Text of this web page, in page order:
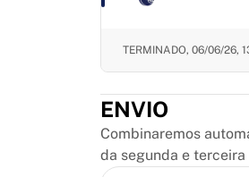
Ver tudo sobre basquetebol
Principais equipas da NBA
Charlotte Hornets
TERMINADO, 06/06/26,
ENVIO
Combinaremos
da segunda e